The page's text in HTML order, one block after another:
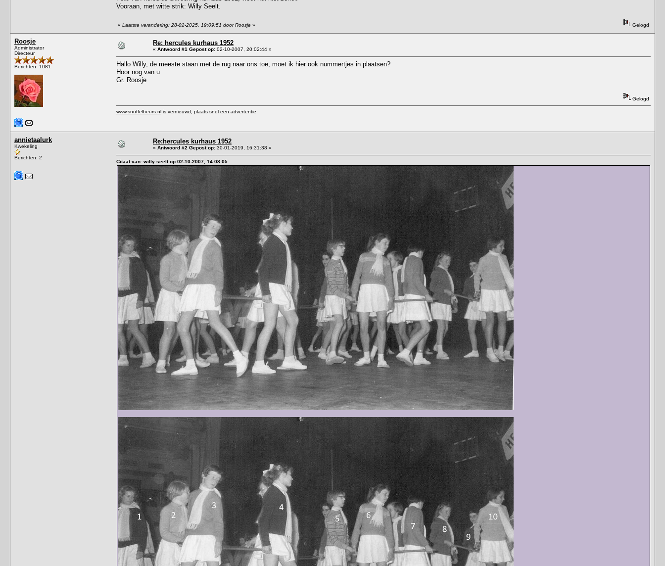
Vooraan, met witte strik: Willy Seelt.
« Laatste verandering: 28-02-2025, 19:09:51 door Roosje » Gelogd
Roosje
Administrator
Directeur
Berichten: 1081
Re: hercules kurhaus 1952
« Antwoord #1 Gepost op: 02-10-2007, 20:02:44 »
Hallo Willy, de meeste staan met de rug naar ons toe, moet ik hier ook nummertjes in plaatsen?
Hoor nog van u
Gr. Roosje
Gelogd
www.snuffelbeurs.nl is vernieuwd, plaats snel een advertentie.
annietaalurk
Kwekeling
Berichten: 2
Re:hercules kurhaus 1952
« Antwoord #2 Gepost op: 30-01-2019, 16:31:38 »
Citaat van: willy seelt op 02-10-2007, 14:08:05